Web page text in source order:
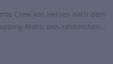
Crew von Herzen nach dem
Malls, den zahlreichen…